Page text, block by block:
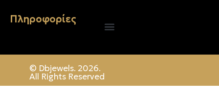
Πληροφορίες
© Dbjewels. 2026.
All Rights Reserved